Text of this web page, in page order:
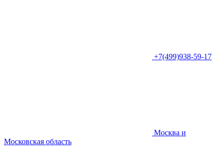
+7(499)938-59-17
Москва и
Московская область